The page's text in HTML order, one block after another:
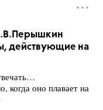
действующие на
когда оно плавает на